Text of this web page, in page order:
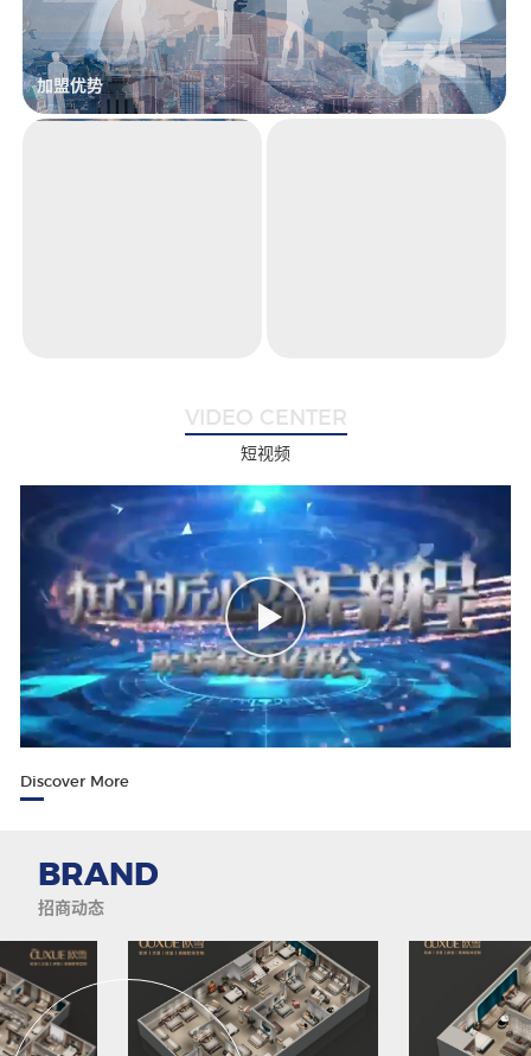
麻艺坊 中古风
唇色
加盟优势
VIDEO CENTER
短视频
Discover More
BRAND
招商动态